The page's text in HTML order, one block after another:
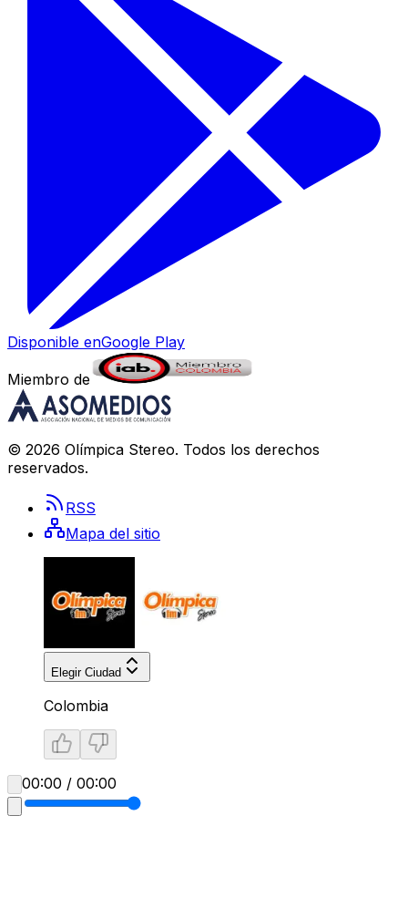
Disponible enGoogle Play
Miembro de
© 2026 Olímpica Stereo. Todos los derechos
reservados.
RSS
Mapa del sitio
Elegir Ciudad
Colombia
00:00 / 00:00